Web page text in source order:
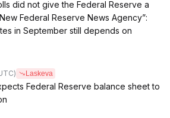
did not give the Federal Reserve a
Federal Reserve News Agency”:
in September still depends on
Laskeva
Federal Reserve balance sheet to